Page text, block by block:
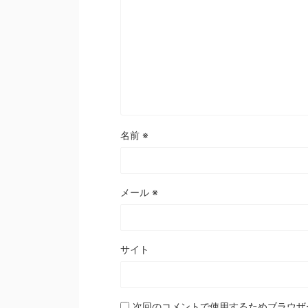
名前 ※
メール ※
サイト